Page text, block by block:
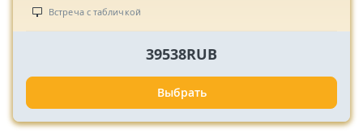
Встреча с табличкой
39538RUB
Выбрать